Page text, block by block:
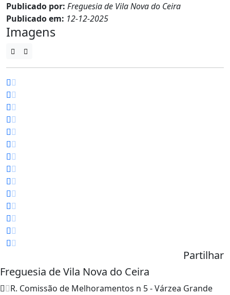
Publicado por: Freguesia de Vila Nova do Ceira
Publicado em: 12-12-2025
Imagens
Partilhar
Freguesia de Vila Nova do Ceira
R. Comissão de Melhoramentos n 5 - Várzea Grande